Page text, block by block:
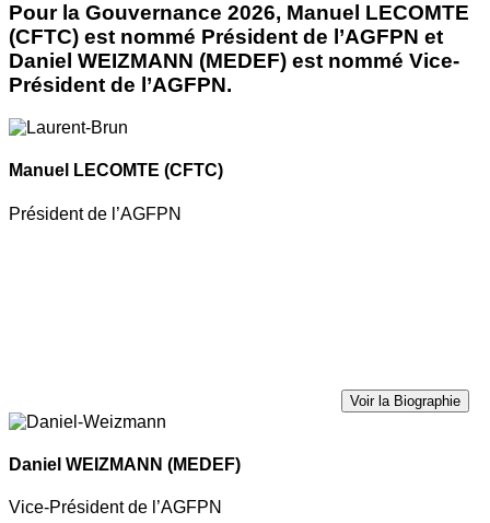
Pour la Gouvernance 2026, Manuel LECOMTE
(CFTC) est nommé Président de l’AGFPN et
Daniel WEIZMANN (MEDEF) est nommé Vice-
Président de l’AGFPN.
Manuel LECOMTE (CFTC)
Président de l’AGFPN
Voir la Biographie
Daniel WEIZMANN (MEDEF)
Vice-Président de l’AGFPN